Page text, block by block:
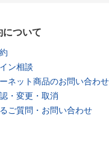
について
ン相談
ネット商品のお問い合わせ
・変更・取消
ご質問・お問い合わせ